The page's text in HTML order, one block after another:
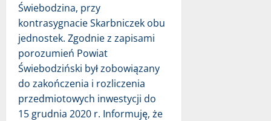
Świebodzina, przy
kontrasygnacie Skarbniczek obu
jednostek. Zgodnie z zapisami
porozumień Powiat
Świebodziński był zobowiązany
do zakończenia i rozliczenia
przedmiotowych inwestycji do
15 grudnia 2020 r. Informuję, że